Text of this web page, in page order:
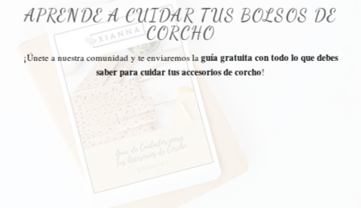
APRENDE A CUIDAR TUS BOLSOS DE
CORCHO
¡Únete a nuestra comunidad y te enviaremos la guía gratuita con todo lo que debes
saber para cuidar tus accesorios de corcho!